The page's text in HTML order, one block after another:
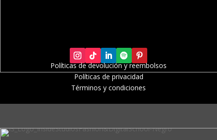
Políticas de devolución y reembolsos
Políticas de privacidad
Términos y condiciones